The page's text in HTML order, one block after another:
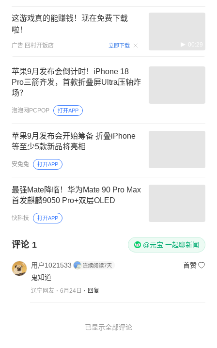
这游戏真的能赚钱！现在免费下载
啦！
广告 回村开饭店 立即下载 00:29
苹果9月发布会倒计时！iPhone 18
Pro三箭齐发，首款折叠屏Ultra压轴炸
场？
泡泡网PCPOP 打开APP
苹果9月发布会开始筹备 折叠iPhone
等至少5款新品将亮相
安兔兔 打开APP
最强Mate降临！华为Mate 90 Pro Max
首发麒麟9050 Pro+双层OLED
快科技 打开APP
评论 1 @元宝 一起聊新闻
用户1021533
首赞
鬼知道
辽宁网友 6月24日 回复
已显示全部评论